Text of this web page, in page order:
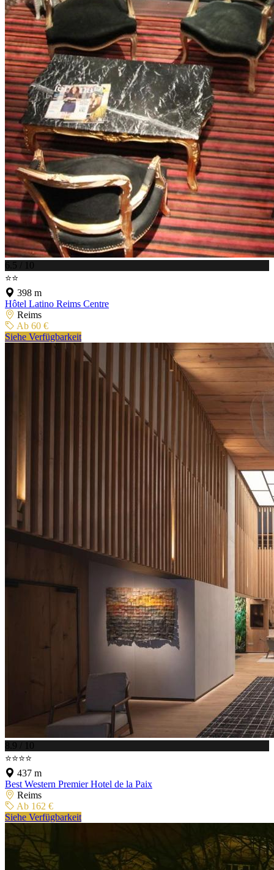
6.5 / 10
⭐⭐
398 m
Hôtel Latino Reims Centre
Reims
Ab 60 €
Siehe Verfügbarkeit
8.9 / 10
⭐⭐⭐⭐
437 m
Best Western Premier Hotel de la Paix
Reims
Ab 162 €
Siehe Verfügbarkeit